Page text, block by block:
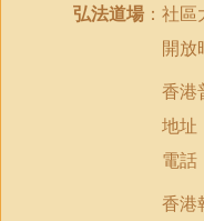
弘法道場 ：社
開放
香港
地址
電話
香港